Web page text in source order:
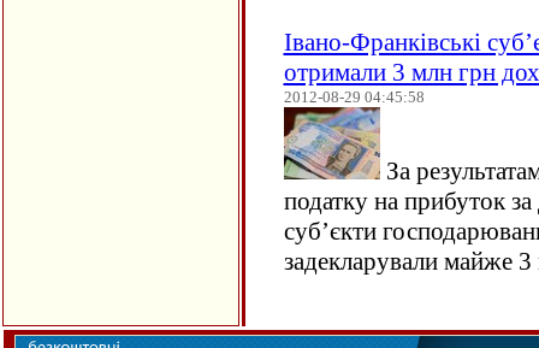
Івано-Франківські
отримали 3 млн грн
2012-08-29 04:45:58
За
податку на прибуток
суб’єкти
задекларували майже 3